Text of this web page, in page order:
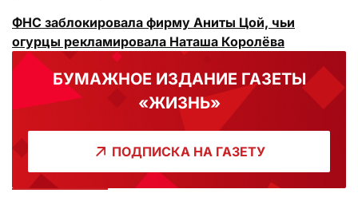
ФНС заблокировала фирму Аниты Цой, чьи
огурцы рекламировала Наташа Королёва
БУМАЖНОЕ ИЗДАНИЕ ГАЗЕТЫ
«ЖИЗНЬ»
ПОДПИСКА НА ГАЗЕТУ